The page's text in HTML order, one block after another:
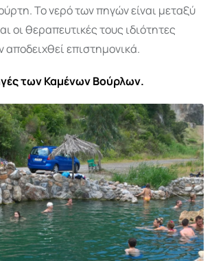
Το νερό των πηγών είναι μεταξύ
οι θεραπευτικές τους ιδιότητες
αποδειχθεί επιστημονικά.
των Καμένων Βούρλων.